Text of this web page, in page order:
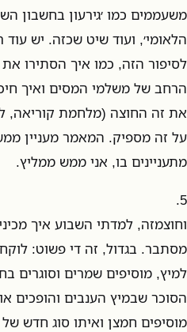
משעממים כמו ׳גירעון בחשבון
הלאומי׳, ועוד שיט שכזה. יש
לסיפור הזה, כמו איך הסתירו את
הרחב של משלמי המסים ואיך
את זה החוצה (מלחמת קוריאה,
על זה מספיק. המאמר מעניין
מתעניינים בו, אני ממש ממליץ.
5.
וחוצמזה, למדתי השבוע איך
מסתבר. בגדול, זה די פשוט:
למיץ, מוסיפים שמרים וסוגרים
הסוכר שבמיץ הענבים והופכים
מוסיפים חמצן ואיתו סוג חדש